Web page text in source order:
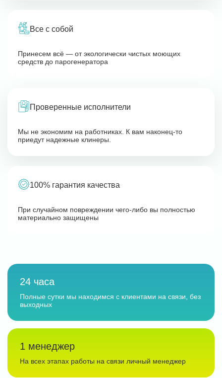
Все с собой
Принесем всё — от экологически чистых моющих
средств до парогенератора
Проверенные исполнители
Мы не экономим на работниках. К вам наконец-то
приедут надежные клинеры.
100% гарантия качества
При случайном повреждении чего-либо вы полностью
материально защищены
24 часа
Полные сутки мы находимся с клиентами на связи, без
выходных
1 менеджер
На всех этапах работы на связи личный менеджер